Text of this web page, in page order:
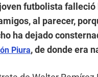
futbolista falleció
al parecer,
ha dejado
Piura, de donde era